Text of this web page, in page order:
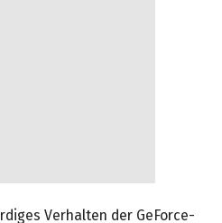
Verhalten der GeForce-